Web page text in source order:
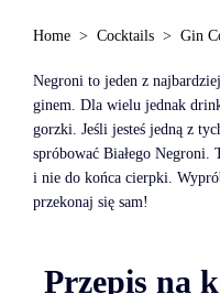
Home Cocktails Gin
Negroni to jeden z
ginem. Dla wielu jednak
gorzki. Jeśli jesteś jedną z
spróbować Białego Negroni.
i nie do końca cierpki.
przekonaj się sam!
Przepis na